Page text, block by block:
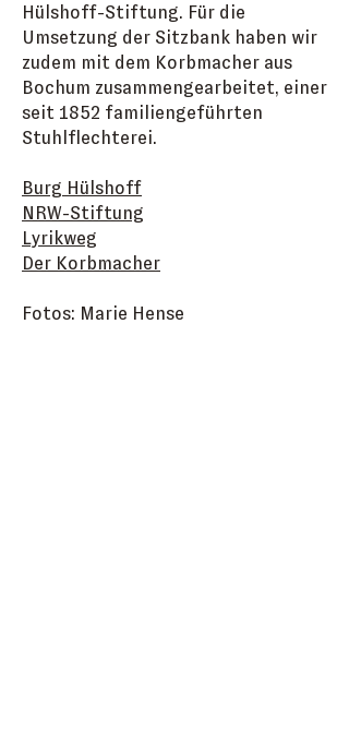
Hülshoff-Stiftung. Für die
Umsetzung der Sitzbank haben wir
zudem mit dem Korbmacher aus
Bochum zusammengearbeitet, einer
seit 1852 familiengeführten
Stuhlflechterei.
Burg Hülshoff
NRW-Stiftung
Lyrikweg
Der Korbmacher
Fotos: Marie Hense